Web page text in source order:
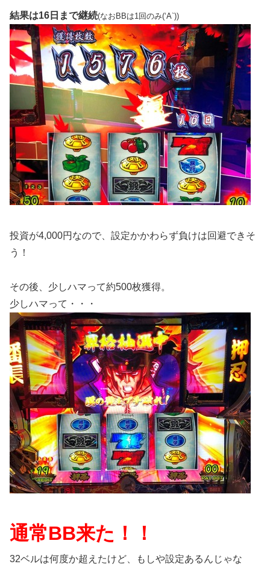
結果は16日まで継続(なおBBは1回のみ(‘A`))
投資が4,000円なので、設定かかわらず負けは回避できそ
う！
その後、少しハマって約500枚獲得。
少しハマって・・・
通常BB来た！！
32ベルは何度か超えたけど、もしや設定あるんじゃな